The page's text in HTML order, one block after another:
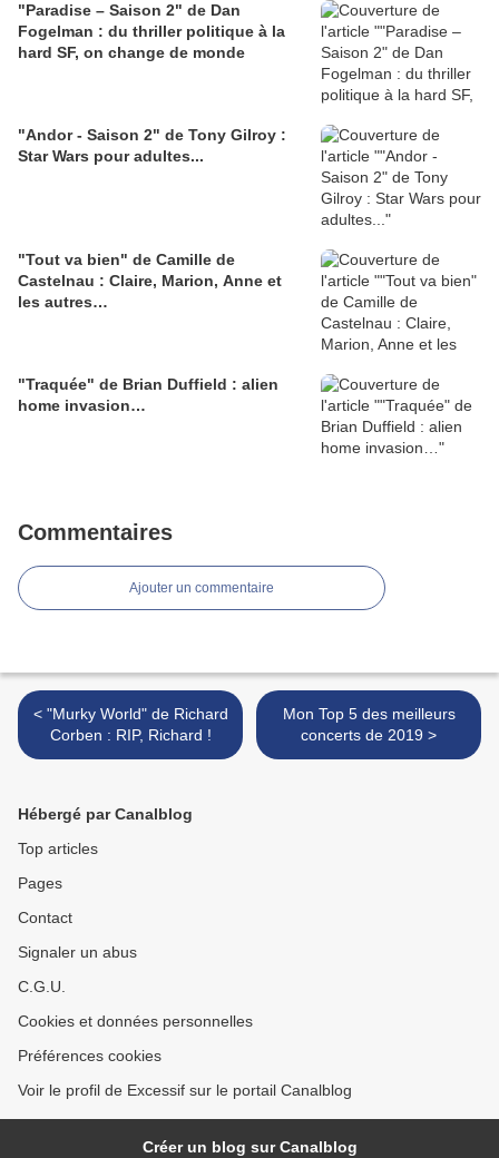
"Paradise – Saison 2" de Dan
Fogelman : du thriller politique à la
hard SF, on change de monde
"Andor - Saison 2" de Tony Gilroy :
Star Wars pour adultes...
"Tout va bien" de Camille de
Castelnau : Claire, Marion, Anne et
les autres…
"Traquée" de Brian Duffield : alien
home invasion…
Commentaires
Ajouter un commentaire
< "Murky World" de Richard
Corben : RIP, Richard !
Mon Top 5 des meilleurs
concerts de 2019 >
Hébergé par Canalblog
Top articles
Pages
Contact
Signaler un abus
C.G.U.
Cookies et données personnelles
Préférences cookies
Voir le profil de Excessif sur le portail Canalblog
Créer un blog sur Canalblog